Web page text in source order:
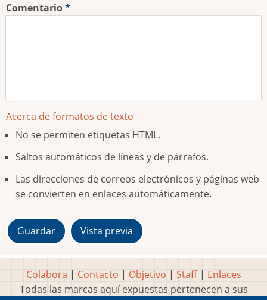
Comentario
Acerca de formatos de texto
No se permiten etiquetas HTML.
Saltos automáticos de líneas y de párrafos.
Las direcciones de correos electrónicos y páginas web
se convierten en enlaces automáticamente.
Colabora | Contacto | Objetivo | Staff| Enlaces
Todas las marcas aquí expuestas pertenecen a sus